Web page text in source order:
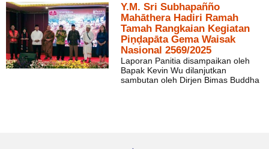
Y.M. Sri Subhapañño
Mahāthera Hadiri Ramah
Tamah Rangkaian Kegiatan
Piṇḍapāta Gema Waisak
Nasional 2569/2025
Laporan Panitia disampaikan oleh
Bapak Kevin Wu dilanjutkan
sambutan oleh Dirjen Bimas Buddha